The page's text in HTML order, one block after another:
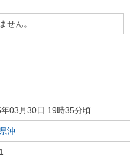
せん。
03月30日 19時35分頃
沖